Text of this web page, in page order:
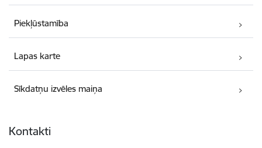
Piekļūstamība
Lapas karte
Sīkdatņu izvēles maiņa
Kontakti